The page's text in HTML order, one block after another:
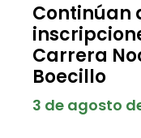
Continúan
Carrera
Boecillo
3 de agosto